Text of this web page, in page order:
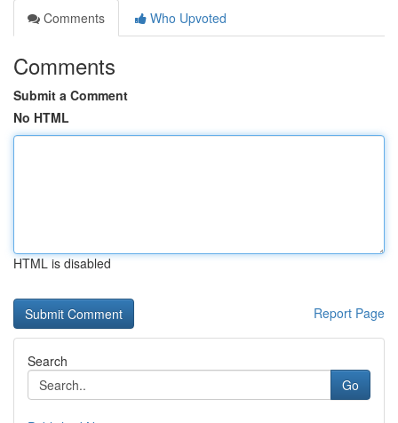
Comments
Who Upvoted
Comments
Submit a Comment
No HTML
HTML is disabled
Report Page
Search
Go